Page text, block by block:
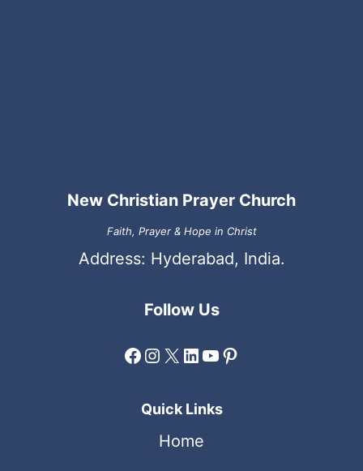
New Christian Prayer Church
Faith, Prayer & Hope in Christ
Address: Hyderabad, India.
Follow Us
Facebook
Instagram
X LinkedIn
YouTube
Pinterest
Quick Links
Home